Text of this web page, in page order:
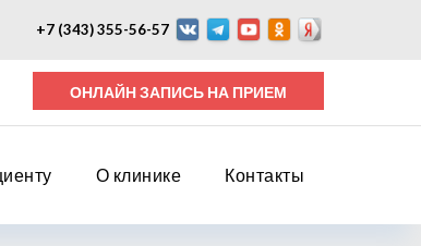
+7 (343) 355-56-57
ОНЛАЙН ЗАПИСЬ НА ПРИЕМ
О клинике Контакты